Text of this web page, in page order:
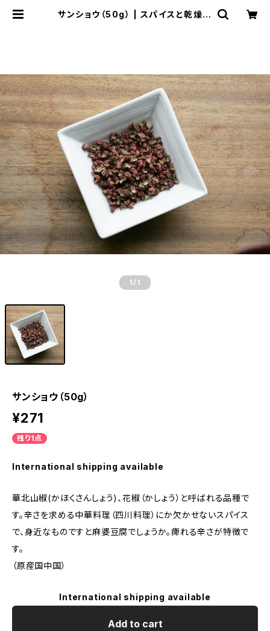
サンショウ（50g） | スパイスと乾燥野
1 /1
サンショウ（50g）
¥271
残り1点
International shipping available
華北山椒(かほくさんしょう)、花椒（かしょう）と呼ばれる品種で
す。辛さを求める中華料理（四川料理）にか欠かせないスパイス
で、身近なものですと麻婆豆腐でしょうか。痺れる辛さが特徴で
す。
（原産国中国）
International shipping available
Add to cart